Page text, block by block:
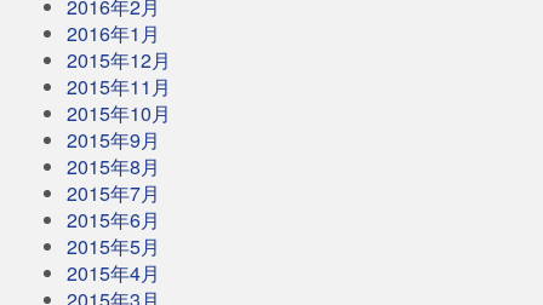
2016年2月
2016年1月
2015年12月
2015年11月
2015年10月
2015年9月
2015年8月
2015年7月
2015年6月
2015年5月
2015年4月